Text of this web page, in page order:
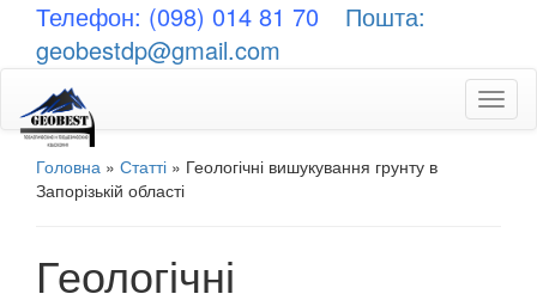
Телефон: (098) 014 81 70
Пошта:
geobestdp@gmail.com
Головна » Статті » Геологічні вишукування грунту в
Запорізькій області
Геологічні